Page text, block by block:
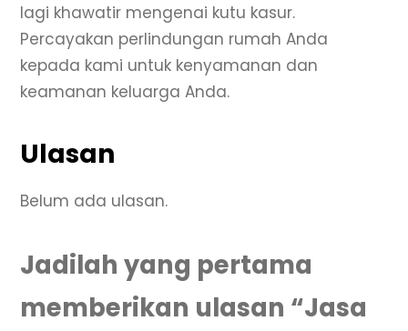
lagi khawatir mengenai kutu kasur.
Percayakan perlindungan rumah Anda
kepada kami untuk kenyamanan dan
keamanan keluarga Anda.
Ulasan
Belum ada ulasan.
Jadilah yang pertama
memberikan ulasan “Jasa